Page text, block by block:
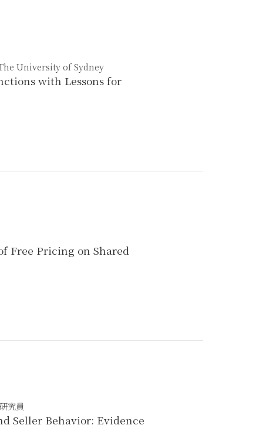
University of Sydney
with Lessons for
Free Pricing on Shared
究員
Seller Behavior: Evidence